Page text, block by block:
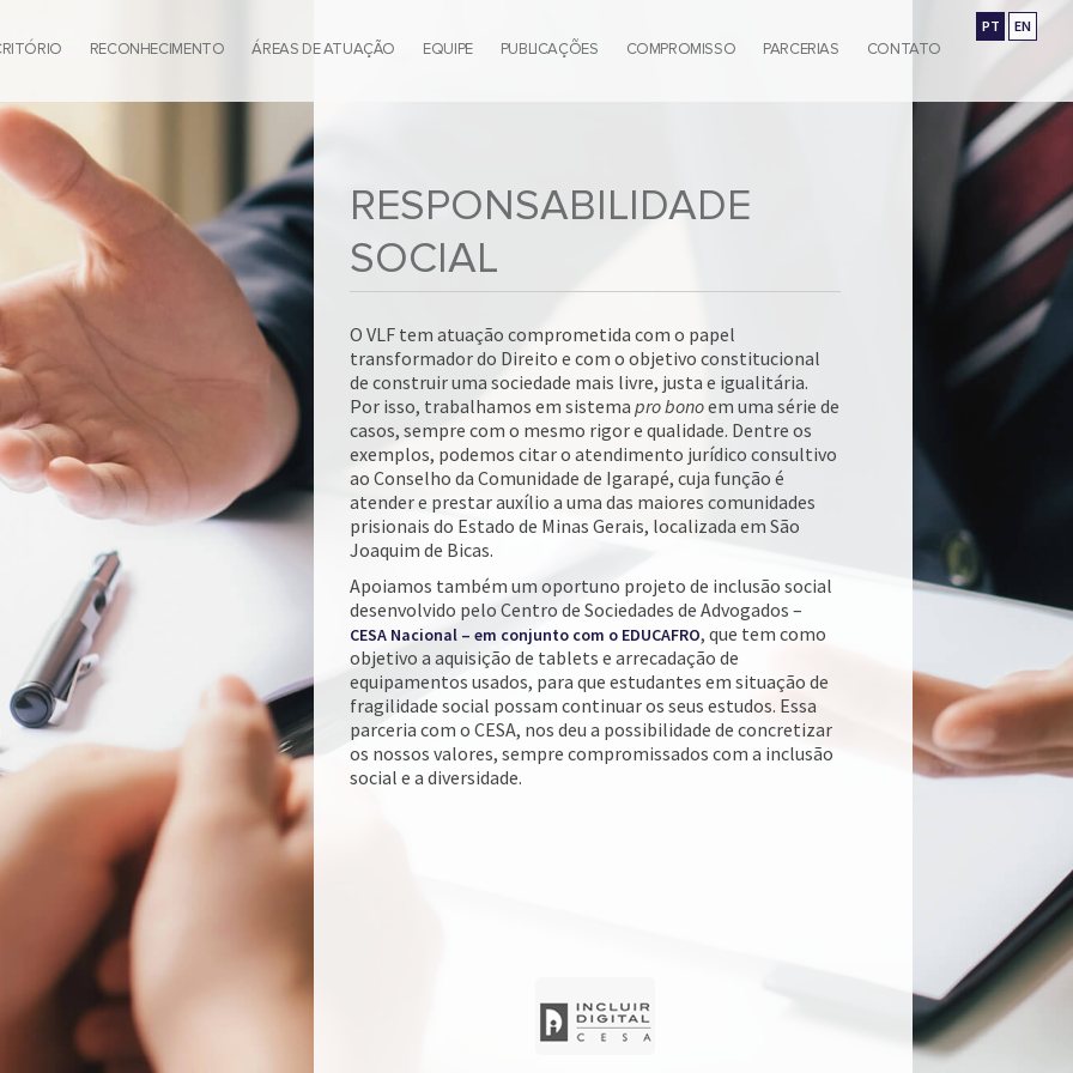
PT EN
RECONHECIMENTO ÁREAS DE ATUAÇÃO EQUIPE PUBLICAÇÕES COMPROMISSO PARCERIAS CONTATO
RESPONSABILIDADE
SOCIAL
O VLF tem atuação comprometida com o papel
transformador do Direito e com o objetivo constitucional
de construir uma sociedade mais livre, justa e igualitária.
Por isso, trabalhamos em sistema pro bonoem uma série de
casos, sempre com o mesmo rigor e qualidade. Dentre os
exemplos, podemos citar o atendimento jurídico consultivo
ao Conselho da Comunidade de Igarapé, cuja função é
atender e prestar auxílio a uma das maiores comunidades
prisionais do Estado de Minas Gerais, localizada em São
Joaquim de Bicas.
Apoiamos também um oportuno projeto de inclusão social
desenvolvido pelo Centro de Sociedades de Advogados –
CESA Nacional – em conjunto com o EDUCAFRO, que tem como
objetivo a aquisição de tablets e arrecadação de
equipamentos usados, para que estudantes em situação de
fragilidade social possam continuar os seus estudos. Essa
parceria com o CESA, nos deu a possibilidade de concretizar
os nossos valores, sempre compromissados com a inclusão
social e a diversidade.